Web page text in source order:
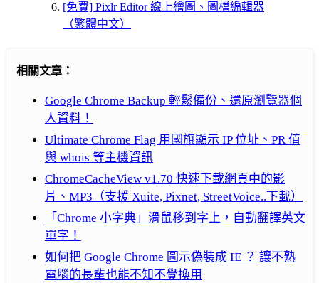
[免費] Pixlr Editor 線上繪圖、圖檔編輯器
（繁體中文）
相關文章：
Google Chrome Backup 輕鬆備份、還原瀏覽器個
人資料！
Ultimate Chrome Flag 用國旗顯示 IP 位址、PR 值
與 whois 等主機資訊
ChromeCacheView v1.70 快速下載網頁中的影
片、MP3（支援 Xuite, Pixnet, StreetVoice..下載）
「Chrome 小字典」滑鼠移到字上，自動翻譯英文
單字！
如何把 Google Chrome 圖示偽裝成 IE ？ 讓不熟
電腦的長輩也能不知不覺換用